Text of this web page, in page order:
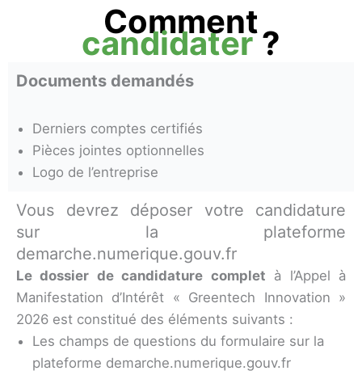
Comment
candidater ?
Documents demandés
Derniers comptes certifiés
Pièces jointes optionnelles
Logo de l’entreprise
Vous devrez déposer votre candidature
sur la plateforme
demarche.numerique.gouv.fr
Le dossier de candidature complet à l’Appel à
Manifestation d’Intérêt « Greentech Innovation »
2026 est constitué des éléments suivants :
Les champs de questions du formulaire sur la
plateforme demarche.numerique.gouv.fr